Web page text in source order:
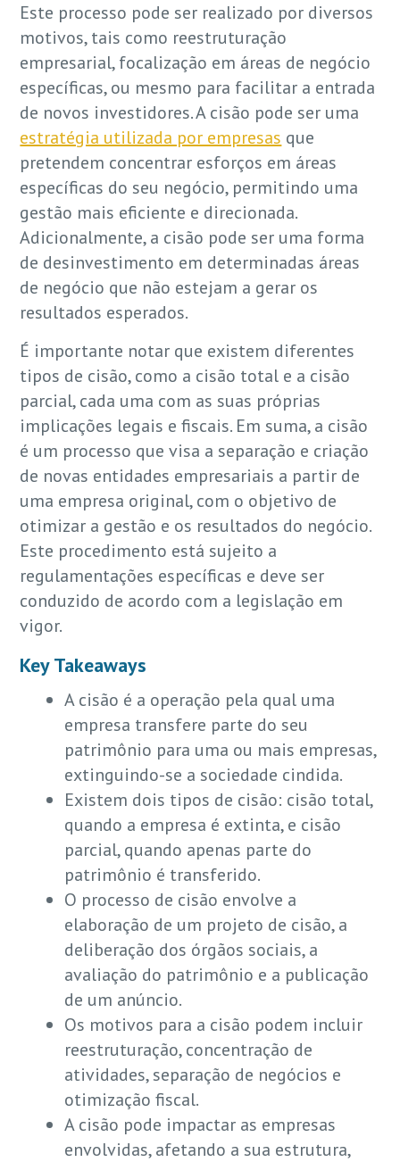
Este processo pode ser realizado por diversos
motivos, tais como reestruturação
empresarial, focalização em áreas de negócio
específicas, ou mesmo para facilitar a entrada
de novos investidores. A cisão pode ser uma
estratégia utilizada por empresas que
pretendem concentrar esforços em áreas
específicas do seu negócio, permitindo uma
gestão mais eficiente e direcionada.
Adicionalmente, a cisão pode ser uma forma
de desinvestimento em determinadas áreas
de negócio que não estejam a gerar os
resultados esperados.
É importante notar que existem diferentes
tipos de cisão, como a cisão total e a cisão
parcial, cada uma com as suas próprias
implicações legais e fiscais. Em suma, a cisão
é um processo que visa a separação e criação
de novas entidades empresariais a partir de
uma empresa original, com o objetivo de
otimizar a gestão e os resultados do negócio.
Este procedimento está sujeito a
regulamentações específicas e deve ser
conduzido de acordo com a legislação em
vigor.
Key Takeaways
A cisão é a operação pela qual uma
empresa transfere parte do seu
patrimônio para uma ou mais empresas,
extinguindo-se a sociedade cindida.
Existem dois tipos de cisão: cisão total,
quando a empresa é extinta, e cisão
parcial, quando apenas parte do
patrimônio é transferido.
O processo de cisão envolve a
elaboração de um projeto de cisão, a
deliberação dos órgãos sociais, a
avaliação do patrimônio e a publicação
de um anúncio.
Os motivos para a cisão podem incluir
reestruturação, concentração de
atividades, separação de negócios e
otimização fiscal.
A cisão pode impactar as empresas
envolvidas, afetando a sua estrutura,